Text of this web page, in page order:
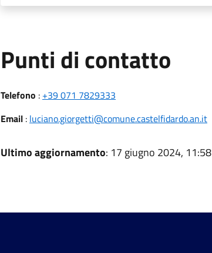
Punti di contatto
Telefono : +39 071 7829333
Email: luciano.giorgetti@comune.castelfidardo.an.it
Ultimo aggiornamento: 17 giugno 2024, 11:58